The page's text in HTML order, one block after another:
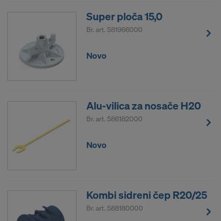
Super ploča 15,0
Br. art. 581966000
Novo
Alu-vilica za nosače H20
Br. art. 586182000
Novo
Kombi sidreni čep R20/25
Br. art. 588180000
trenutku za ubuduće pristupom postavkama za
kolačiće na internetskoj stranici.
JESTE LI SUGLASNI S OBRADOM
KOLAČIĆA I PROSLJEĐIVANJEM
VAŠIH OSOBNIH PODATAKA U SAD?